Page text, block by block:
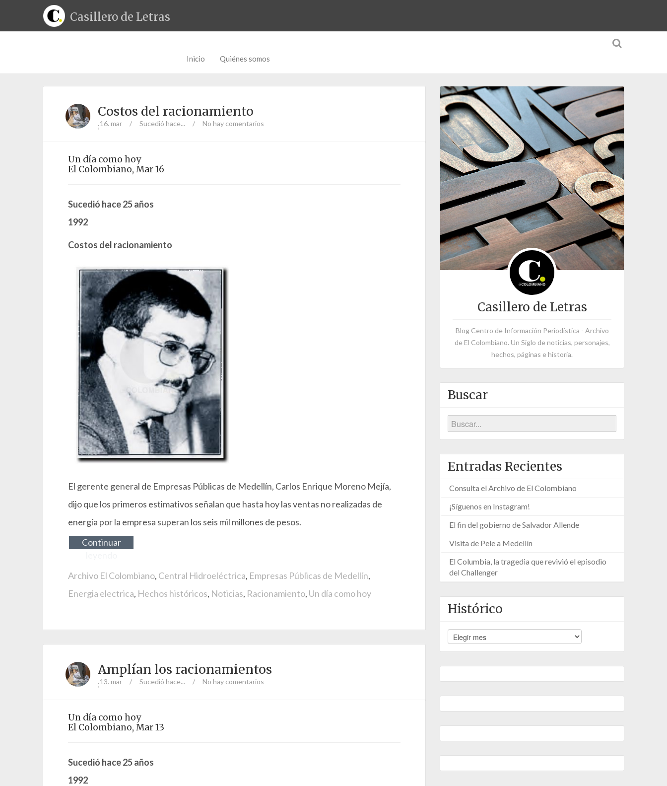
Casillero de Letras
Inicio Quiénes somos
Costos del racionamiento
;16. mar / Sucedió hace... / No hay comentarios
Un día como hoy
El Colombiano, Mar 16
Sucedió hace 25 años
1992
Costos del racionamiento
El gerente general de Empresas Públicas de Medellín, Carlos Enrique Moreno Mejía,
dijo que los primeros estimativos señalan que hasta hoy las ventas no realizadas de
energía por la empresa superan los seis mil millones de pesos.
Continuar
Archivo El Colombiano, Central Hidroeléctrica, Empresas Públicas de Medellín,
Energia electrica, Hechos históricos, Noticias, Racionamiento, Un día como hoy
Amplían los racionamientos
;13. mar / Sucedió hace... / No hay comentarios
Un día como hoy
El Colombiano, Mar 13
Sucedió hace 25 años
1992
Casillero de Letras
Blog Centro de Información Periodística - Archivo
de El Colombiano. Un Siglo de noticias, personajes,
hechos, páginas e historia.
Buscar
Entradas Recientes
Consulta el Archivo de El Colombiano
¡Síguenos en Instagram!
El fin del gobierno de Salvador Allende
Visita de Pele a Medellín
El Columbia, la tragedia que revivió el episodio
del Challenger
Histórico